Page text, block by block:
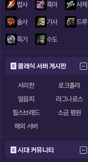
법사 흑마 사제
술사 기사 드루
죽기 수도
클래식 서버 게시판
서리한
로크홀라
얼음피
라그나로스
힐스브래드
소금 평원
해외 서버
시대 커뮤니티